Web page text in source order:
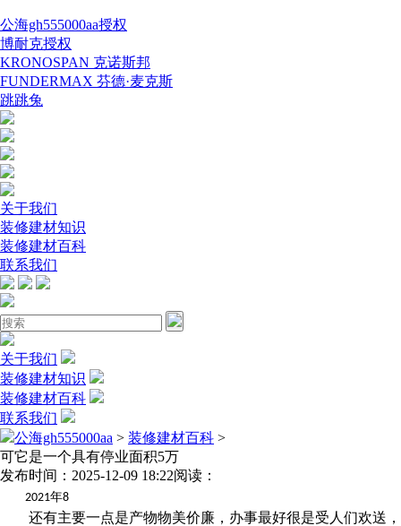
公海gh555000aa授权
博耐克授权
KRONOSPAN 克诺斯邦
FUNDERMAX 芬德·麦克斯
跳跳兔
关于我们
装修建材知识
装修建材百科
联系我们
关于我们
装修建材知识
装修建材百科
联系我们
公海gh555000aa > 装修建材百科 >
可它是一个具有停业面积5万
发布时间：2025-12-09 18:22阅读：
2021年8
还有主要一点是产物物美价廉，办事最好很是受人们欢送，